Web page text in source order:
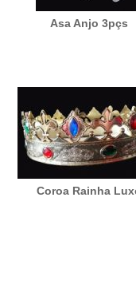
Asa Anjo 3pçs
Coroa Rainha